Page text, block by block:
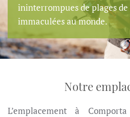
ininterrompues de plages de
immaculées au monde.
Notre
L’emplacement à